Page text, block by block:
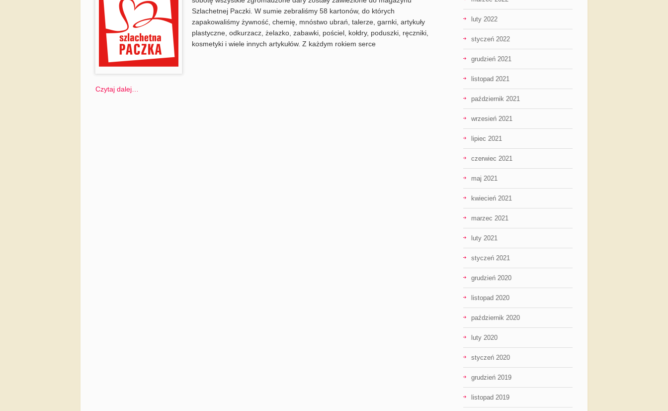
Szlachetnej Paczki. W sumie zebraliśmy 58 kartonów, do których
zapakowaliśmy żywność, chemię, mnóstwo ubrań, talerze, garnki, artykuły
plastyczne, odkurzacz, żelazko, zabawki, pościel, kołdry, poduszki, ręczniki,
kosmetyki i wiele innych artykułów. Z każdym rokiem serce
Czytaj dalej…
luty 2022
styczeń 2022
grudzień 2021
listopad 2021
październik 2021
wrzesień 2021
lipiec 2021
czerwiec 2021
maj 2021
kwiecień 2021
marzec 2021
luty 2021
styczeń 2021
grudzień 2020
listopad 2020
październik 2020
luty 2020
styczeń 2020
grudzień 2019
listopad 2019